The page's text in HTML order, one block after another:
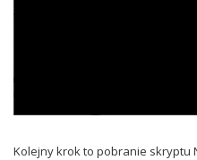
Kolejny krok to pobranie skryptu